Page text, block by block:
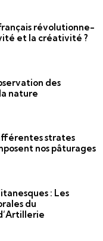
révolutionne-
et la créativité ?
des
nature
strates
nos pâturages
: Les
du